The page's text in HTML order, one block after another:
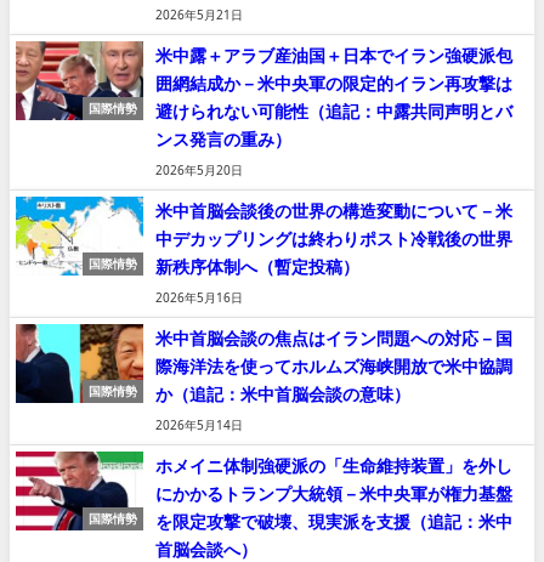
2026年5月21日
国際情勢
米中露＋アラブ産油国＋日本でイラン強硬派包
囲網結成か－米中央軍の限定的イラン再攻撃は
避けられない可能性（追記：中露共同声明とバ
ンス発言の重み）
2026年5月20日
国際情勢
米中首脳会談後の世界の構造変動について－米
中デカップリングは終わりポスト冷戦後の世界
新秩序体制へ（暫定投稿）
2026年5月16日
国際情勢
米中首脳会談の焦点はイラン問題への対応－国
際海洋法を使ってホルムズ海峡開放で米中協調
か（追記：米中首脳会談の意味）
2026年5月14日
国際情勢
ホメイニ体制強硬派の「生命維持装置」を外し
にかかるトランプ大統領－米中央軍が権力基盤
を限定攻撃で破壊、現実派を支援（追記：米中
首脳会談へ）